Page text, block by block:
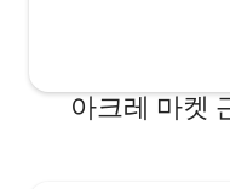
아크레 마켓